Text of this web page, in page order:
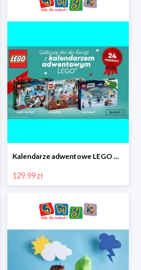
Kalendarze adwentowe LEGO w Smyku w super cenie
129.99 zł